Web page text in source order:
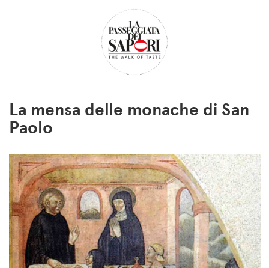
La mensa delle monache di San
Paolo